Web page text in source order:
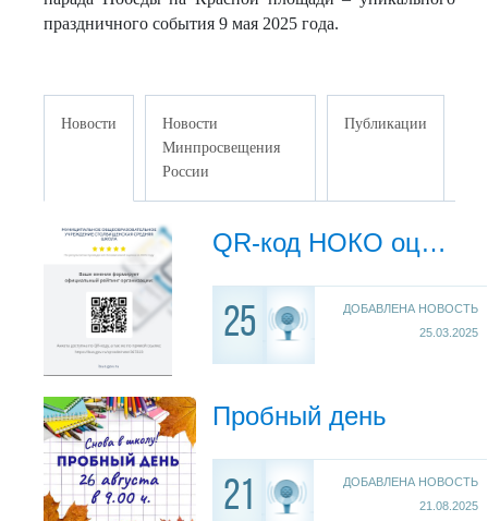
праздничного события 9 мая 2025 года.
Новости
Новости
Минпросвещения
России
Публикации
QR-код НОКО оценка качества
25
ДОБАВЛЕНА НОВОСТЬ
25.03.2025
Пробный день
21
ДОБАВЛЕНА НОВОСТЬ
21.08.2025